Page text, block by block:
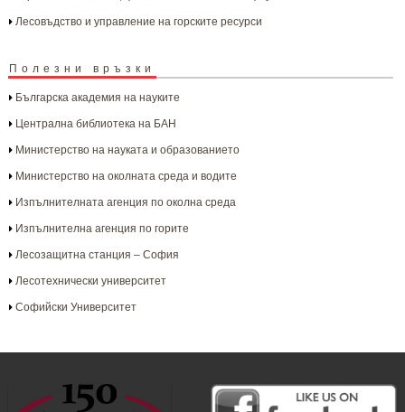
Лесовъдство и управление на горските ресурси
Полезни връзки
Българска aкадемия на науките
Централна библиотека на БАН
Министерство на науката и образованието
Министерство на околната среда и водите
Изпълнителната агенция по околна среда
Изпълнителна агенция по горите
Лесозащитна станция – София
Лесотехнически университет
Софийски Университет